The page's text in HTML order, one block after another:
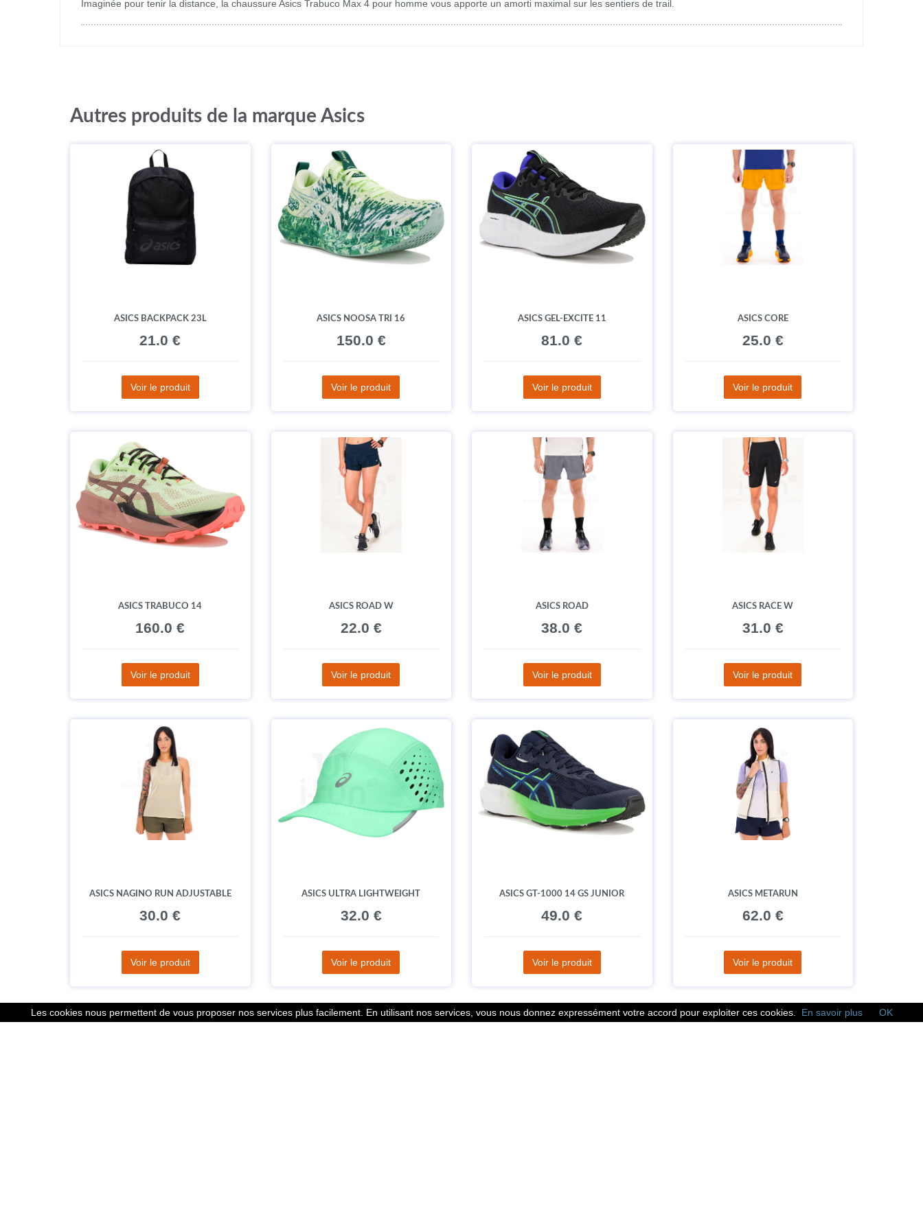
Imaginée pour tenir la distance, la chaussure Asics Trabuco Max 4 pour homme vous apporte un amorti maximal sur les sentiers de trail.
Autres produits de la marque Asics
ASICS BACKPACK 23L
21.0 €
Voir le produit
ASICS NOOSA TRI 16
150.0 €
Voir le produit
ASICS GEL-EXCITE 11
81.0 €
Voir le produit
ASICS CORE
25.0 €
Voir le produit
ASICS TRABUCO 14
160.0 €
Voir le produit
ASICS ROAD W
22.0 €
Voir le produit
ASICS ROAD
38.0 €
Voir le produit
ASICS RACE W
31.0 €
Voir le produit
ASICS NAGINO RUN ADJUSTABLE
30.0 €
Voir le produit
ASICS ULTRA LIGHTWEIGHT
32.0 €
Voir le produit
ASICS GT-1000 14 GS JUNIOR
49.0 €
Voir le produit
ASICS METARUN
62.0 €
Voir le produit
Les cookies nous permettent de vous proposer nos services plus facilement. En utilisant nos services, vous nous donnez expressément votre accord pour exploiter ces cookies. En savoir plus OK